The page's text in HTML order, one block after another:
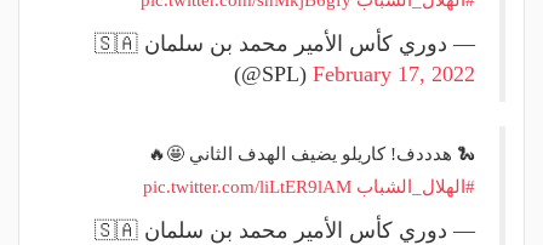
— دوري كأس الأمير محمد بن سلمان 🇸🇦
(@SPL) February 17, 2022
🐍 هدددف! كاريلو يضيف الهدف الثاني 🤩🔥
#الهلال_الشباب pic.twitter.com/liLtER9lAM
— دوري كأس الأمير محمد بن سلمان 🇸🇦